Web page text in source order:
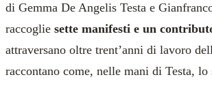
di Gemma De Angelis Testa e
raccoglie sette manifesti e un
attraversano oltre trent’anni di lavoro
raccontano come, nelle mani di Testa, lo